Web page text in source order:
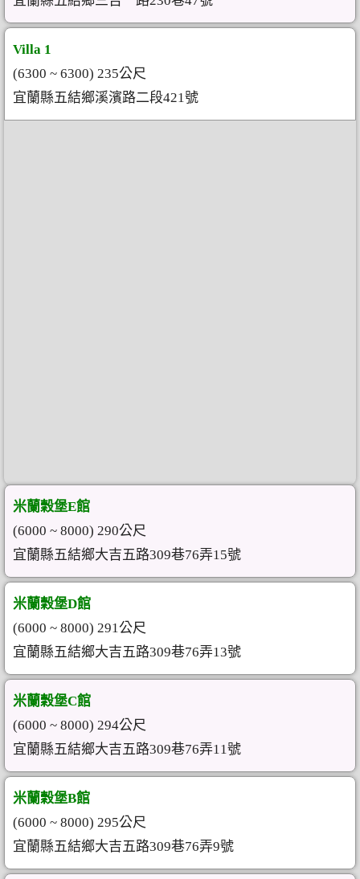
Villa 1
(6300 ~ 6300) 235公尺
宜蘭縣五結鄉溪濱路二段421號
米蘭穀堡E館
(6000 ~ 8000) 290公尺
宜蘭縣五結鄉大吉五路309巷76弄15號
米蘭穀堡D館
(6000 ~ 8000) 291公尺
宜蘭縣五結鄉大吉五路309巷76弄13號
米蘭穀堡C館
(6000 ~ 8000) 294公尺
宜蘭縣五結鄉大吉五路309巷76弄11號
米蘭穀堡B館
(6000 ~ 8000) 295公尺
宜蘭縣五結鄉大吉五路309巷76弄9號